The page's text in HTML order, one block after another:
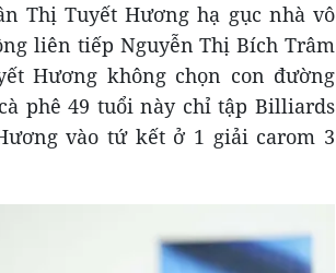
Thị Tuyết Hương hạ gục nhà vô
liên tiếp Nguyễn Thị Bích Trâm
Hương không chọn con đường
phê 49 tuổi này chỉ tập Billiards
vào tứ kết ở 1 giải carom 3